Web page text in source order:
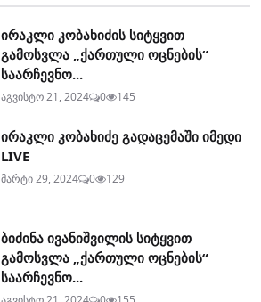
ირაკლი კობახიძის სიტყვით
გამოსვლა „ქართული ოცნების“
საარჩევნო...
აგვისტო 21, 2024 0 145
ირაკლი კობახიძე გადაცემაში იმედი
LIVE
მარტი 29, 2024 0 129
ბიძინა ივანიშვილის სიტყვით
გამოსვლა „ქართული ოცნების“
საარჩევნო...